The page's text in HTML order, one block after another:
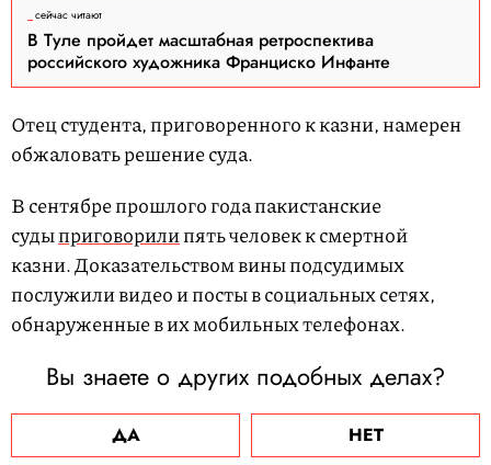
сейчас читают
В Туле пройдет масштабная ретроспектива
российского художника Франциско Инфанте
Отец студента, приговоренного к казни, намерен
обжаловать решение суда.
В сентябре прошлого года пакистанские
судыприговорилипять человек к смертной
казни. Доказательством вины подсудимых
послужили видео и посты в социальных сетях,
обнаруженные в их мобильных телефонах.
Вы знаете о других подобных делах?
ДА НЕТ